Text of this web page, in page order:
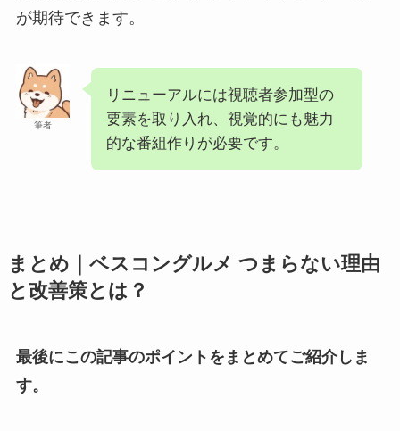
が期待できます。
筆者
リニューアルには視聴者参加型の
要素を取り入れ、視覚的にも魅力
的な番組作りが必要です。
まとめ｜ベスコングルメ つまらない理由
と改善策とは？
最後にこの記事のポイントをまとめてご紹介しま
す。